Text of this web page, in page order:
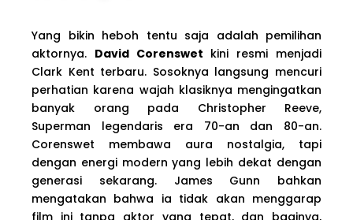
Yang bikin heboh tentu saja adalah pemilihan
aktornya. David Corenswet kini resmi menjadi
Clark Kent terbaru. Sosoknya langsung mencuri
perhatian karena wajah klasiknya mengingatkan
banyak orang pada Christopher Reeve,
Superman legendaris era 70-an dan 80-an.
Corenswet membawa aura nostalgia, tapi
dengan energi modern yang lebih dekat dengan
generasi sekarang. James Gunn bahkan
mengatakan bahwa ia tidak akan menggarap
film ini tanpa aktor yang tepat, dan baginya,